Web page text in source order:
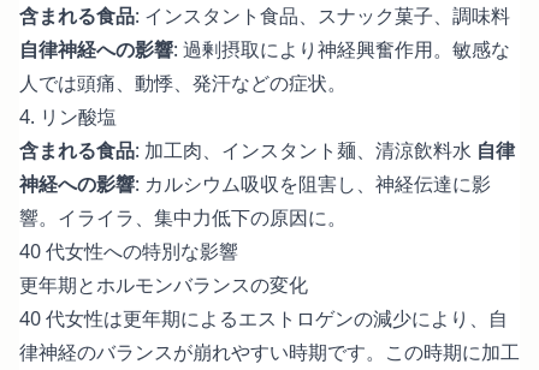
含まれる食品: インスタント食品、スナック菓子、調味料
自律神経への影響: 過剰摂取により神経興奮作用。敏感な
人では頭痛、動悸、発汗などの症状。
4. リン酸塩
含まれる食品: 加工肉、インスタント麺、清涼飲料水 自律
神経への影響: カルシウム吸収を阻害し、神経伝達に影
響。イライラ、集中力低下の原因に。
40 代女性への特別な影響
更年期とホルモンバランスの変化
40 代女性は更年期によるエストロゲンの減少により、自
律神経のバランスが崩れやすい時期です。この時期に加工